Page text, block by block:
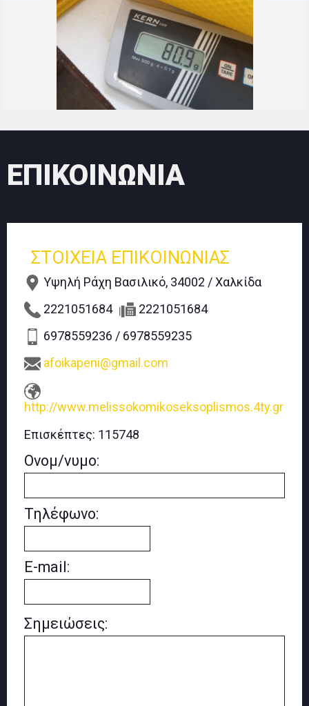
ΕΠΙΚΟΙΝΩΝΙΑ
ΣΤΟΙΧΕΙΑ ΕΠΙΚΟΙΝΩΝΙΑΣ
Υψηλή Ράχη Βασιλικό, 34002 / Χαλκίδα
2221051684
2221051684
6978559236 / 6978559235
afoikapeni@gmail.com
http://www.melissokomikoseksoplismos.4ty.gr
Επισκέπτες: 115748
Ονομ/νυμο:
Τηλέφωνο:
E-mail:
Σημειώσεις: